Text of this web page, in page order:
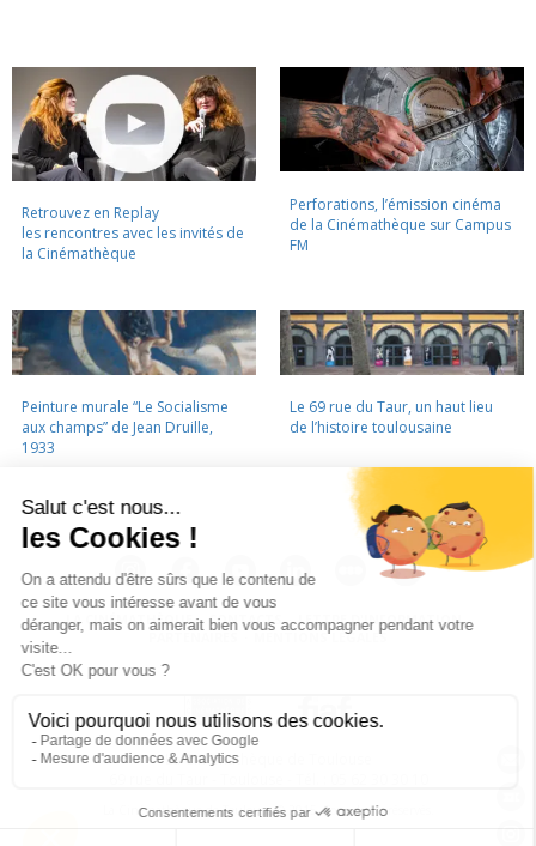
Retrouvez en Replay
les rencontres avec les invités de
la Cinémathèque
Perforations, l’émission cinéma
de la Cinémathèque sur Campus
FM
Peinture murale “Le Socialisme
aux champs” de Jean Druille,
1933
Le 69 rue du Taur, un haut lieu
de l’histoire toulousaine
LA CINÉMATHÈQUE · CONTACTS · LETTRE D'INFORMATION ·
PARTENAIRES · MENTIONS LÉGALES
La Cinémathèque de Toulouse
La Cinémathèque de Toulouse © 2015. Tous droits réservés.